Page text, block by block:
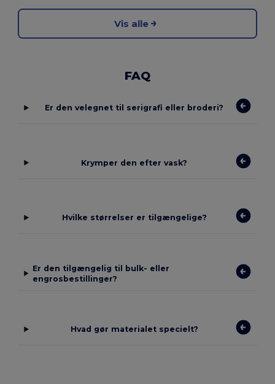
Vis alle
FAQ
Er den velegnet til serigrafi eller broderi?
Krymper den efter vask?
Hvilke størrelser er tilgængelige?
Er den tilgængelig til bulk- eller
engrosbestillinger?
Hvad gør materialet specielt?